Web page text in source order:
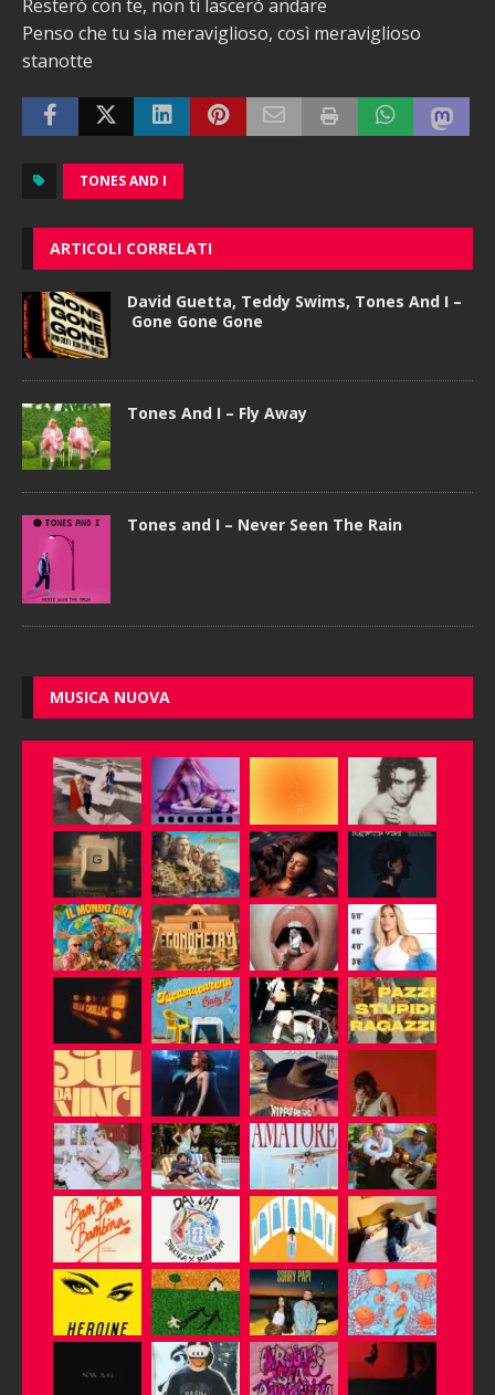
Resterò con te, non ti lascerò andare
Penso che tu sia meraviglioso, così meraviglioso
stanotte
TONES AND I
ARTICOLI CORRELATI
David Guetta, Teddy Swims, Tones And I –
Gone Gone Gone
Tones And I – Fly Away
Tones and I – Never Seen The Rain
MUSICA NUOVA